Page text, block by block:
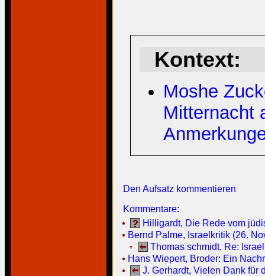
Kontext:
Moshe
Mitternacht
Den Aufsatz kommentieren
Kommentare:
Hilligardt, Die Rede vom
Bernd Palme, Israelkritik (26.
Thomas schmidt, Re:
Hans Wiepert, Broder: Ein
J. Gerhardt, Vielen Dank für